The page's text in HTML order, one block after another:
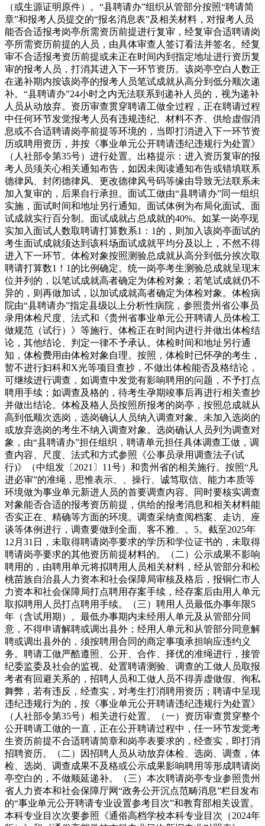
（或生源证明原件）。“县聘请办”组织从管部分按照“聘请简
章”和报考人员提交的“报名消息表”及相关材料，对报考人员
能否合适报考岗亭所需资历前提进行复审，经复审合适聘请岗
亭所需资历前提的人员，由具体审查人签订看法并签名。经复
审不合适报考资历前提或未正在时间内到指定地址进行资历复
审的报考人员，打消其进入下一环节资历。该岗亭空白人数正
在递补期内按该岗亭的报考人员笔试成就从高分到低分顺次递
补。“县聘请办”24小时之内无法联系到递补人员的，视为递补
人员从动放弃。资历审查贯穿聘请工做全过程，正在聘请过程
中任何环节发觉报考人员有违规违纪、材料不齐、供给虚假消
息或不合适聘请岗亭前提等环境的，当即打消进入下一环节资
历或聘用资历，并按《事业单元公开聘请违纪违规行为处置》
（人社部令第35号）进行处置。出格提示：进入资历复审的报
考人员须关心相关通知布告，如因未阅读通知布告或错填联系
德律风、封闭德律风、更改德律风号码等缘由导致无法联系未
加入复审的，后果自行承担。面试工做由“县聘请办”同一组织
实施，面试时间和地址另行通知。面试体例为布局化面试。面
试成就实行百分制。面试成就占总成就的40%。如某一岗亭现
实加入面试人数取聘请打算数系1：1的，则加入该岗亭面试的
考生面试成就须达到该科场面试成就平均分及以上，不然不得
进入下一环节。体检对象按照测验总成就从高分到低分挨次取
聘请打算数1！1的比例确定。统一岗亭考生测验总成就呈现末
位并列的，以笔试成就高者确定为体检对象；若笔试成就仍不
异的，则再做加试，以加试成就高者确定为体检对象。体检病
院由“县聘请办”指定县级以上分析性病院，参照贵州省公事员
录用体检尺度、法式和《贵州省事业单元公开聘请人员体检工
做规范（试行）》等施行。体检正在时间内进行并做出体检结
论，其他结论、判定一律不予承认。体检时间和地址另行通
知，体检费用由体检对象自理。按照，体检时已怀孕的考生，
暂不进行妇科和X光等项目查抄，不做出体检能否及格结论，
可继续进行调查，如调查中发觉有影响聘用的问题，不予打点
聘用手续；如调查及格的，待考生孕期竣事后再进行相关查抄
并做出结论。体检及格人员按照所报考的岗亭，按照总成就从
高到低顺次选岗，选岗确认人员纳入调查对象。未加入选岗的
或放弃选岗的考生不纳入调查对象。选岗确认人员列为调查对
象，由“县聘请办”担任组织，聘请单元担任具体调查工做，调
查内容、尺度、法式和方式参照《公事员录用调查法子(试
行)》（中组发〔2021〕11号）和贵州省的相关施行。按照“凡
进必审”的准绳，思惟表示、、操行、诚笃取信、能力本质等
环境做为事业单元新进人员的首要调查内容。同时要核实调查
对象能否合适的报考资历前提，供给的报考消息和相关材料能
否实正在、精确等方面的环境。调查采纳查阅档案、走访、座
谈等体例进行，调查要做到全面、客不雅、。5。截至2025年
12月31日，未取得聘请岗亭要求的学历和学位证书的，未取得
聘请岗亭要求的其他资历前提材料的。（二）公示成果不影响
聘用的，由聘用单元将拟聘用人员相关材料，经从管部分和松
桃苗族自治县人力资本和社会保障局审核及格后，报铜仁市人
力资本和社会保障局打点聘用存案手续，经存案后由用人单元
取拟聘用人员打点聘用手续。（三）聘用人员最低办事年限5
年（含试用期）。最低办事期内未经用人单元及从管部分同
意，不得申请解聘或调出县外；经用人单元和从管部分同意解
聘或调出县外的，须按聘用合同的商定事项承担响应违约义
务。聘请工做严酷遵照、公开、合作、择优的准绳进行，接管
纪委监委及社会的监视。处置聘请测验、调查的工做人员取报
考者有回避关系的，招聘人员和工做人员不得弄虚做假、徇私
舞弊，若有违反，经查实，对考生打消聘用资历；聘请中呈现
违纪违规行为的，按《事业单元公开聘请违纪违规行为处置》
（人社部令第35号）相关进行处置。（一）资历审查贯穿整个
公开聘请工做的一直，正在公开聘请过程中，任一环节发觉考
生资历前提不合适聘请简章和岗亭表要求的，经查实，即打消
招聘资历。（二）因招聘人员从动放弃体检、选岗、调查，体
检、选岗、调查成果不及格或公示成果影响聘用等形成聘请岗
亭空白的，不做顺延递补。（三）本次聘请岗亭专业参照贵州
省人力资本和社会保障厅网“政务公开沉点范畴消息”栏目发布
的“事业单元公开聘请专业设置参考目次”和教育部相关设置。
本科专业目次次要参照《通俗高档学校本科专业目次（2024年